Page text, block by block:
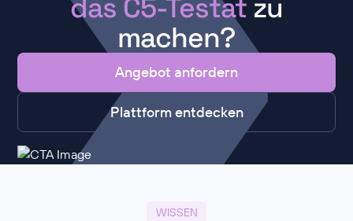
das C5-Testat zu
machen?
Angebot anfordern
Plattform entdecken
WISSEN